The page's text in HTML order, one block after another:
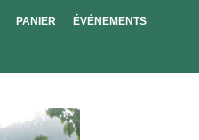
PANIER ÉVÉNEMENTS